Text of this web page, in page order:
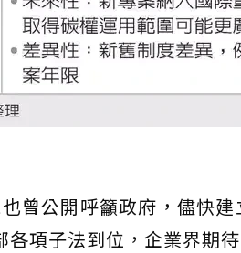
曾公開呼籲政府，儘快
項子法到位，企業界期